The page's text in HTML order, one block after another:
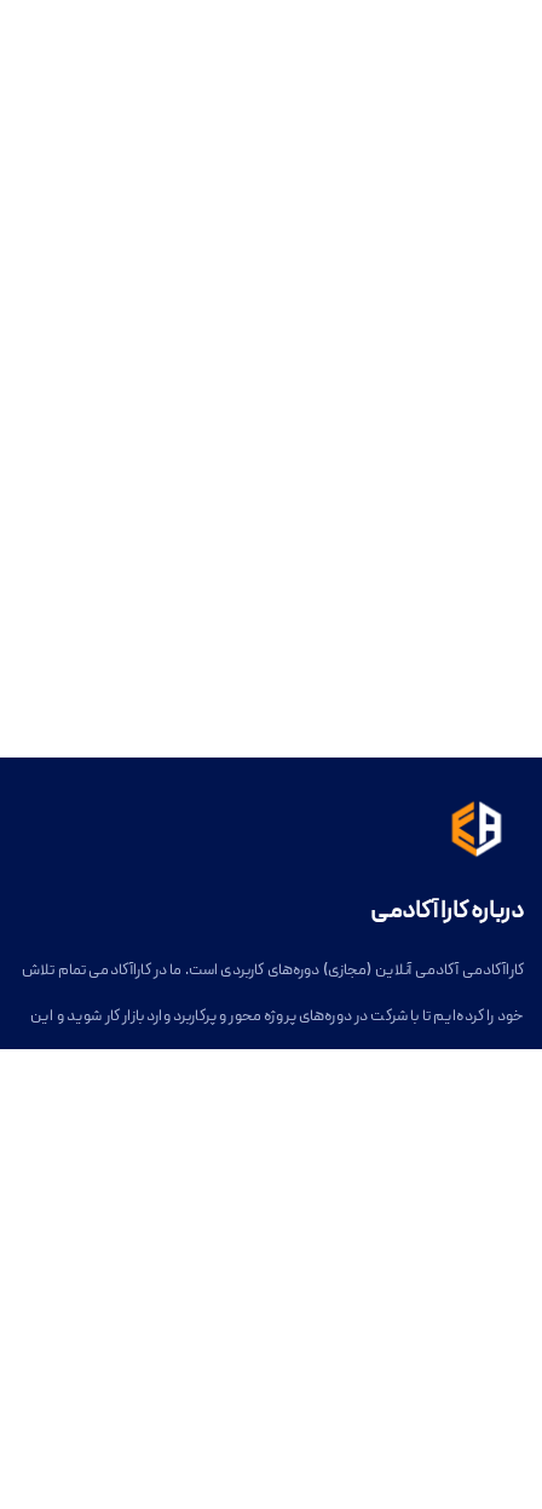
درباره کارا آکادمی
کاراآکادمی آکادمی آنلاین (مجازی) دوره‌های کاربردی است. ما در کاراآکادمی تمام تلاش
خود را کرده‌ایم تا با شرکت در دوره‌های پروژه محور و پرکاربرد وارد بازار کار شوید و این